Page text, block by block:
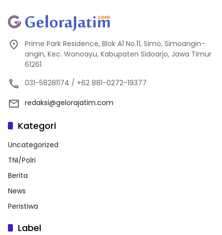
Prime Park Residence, Blok A1 No.11, Simo, Simoangin-
angin, Kec. Wonoayu, Kabupaten Sidoarjo, Jawa Timur
61261
031-58281174 / +62 881-0272-19377
redaksi@gelorajatim.com
Kategori
Uncategorized
TNI/Polri
Berita
News
Peristiwa
Label